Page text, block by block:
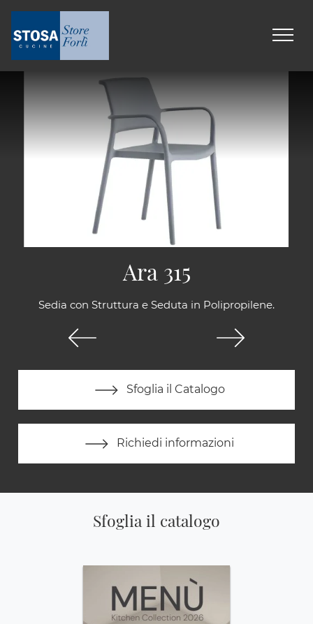
Sedia con Struttura e Seduta in Polipropilene.
Sfoglia il Catalogo
Richiedi informazioni
Ara 315
Sfoglia il catalogo